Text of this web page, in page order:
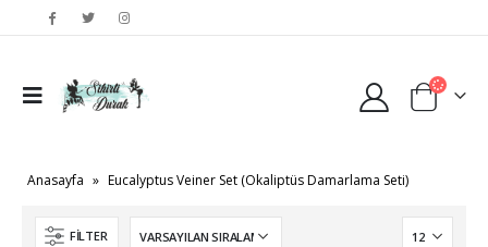
Anasayfa » Eucalyptus Veiner Set (Okaliptüs Damarlama Seti)
FILTER